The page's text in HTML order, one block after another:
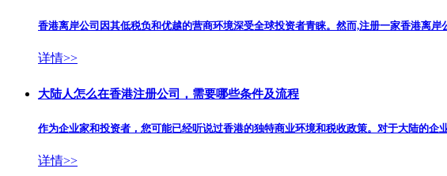
香港离岸公司因其低税负和优越的营商环境深受全球投资者青睐。然而,注册一家香港离
详情>>
大陆人怎么在香港注册公司，需要哪些条件及流程
作为企业家和投资者，您可能已经听说过香港的独特商业环境和税收政策。对于大陆的
详情>>